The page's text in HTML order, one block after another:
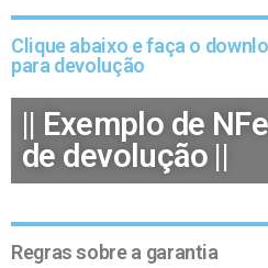
Clique abaixo e faça o
para devolução
|| Exemplo de
de devolução ||
Regras sobre a garantia